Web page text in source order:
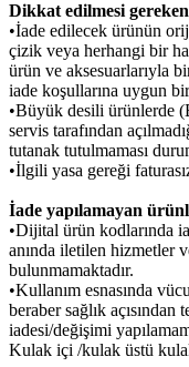
Dikkat edilmesi
•İade edilecek ürünün
çizik veya herhangi bir
ürün ve aksesuarlarıyla
iade koşullarına uygun
•Büyük desili ürünlerde
servis tarafından
tutanak tutulmaması
•İlgili yasa gereği
İade yapılamayan
•Dijital ürün kodlarında
anında iletilen hizmetler
bulunmamaktadır.
•Kullanım esnasında
beraber sağlık
iadesi/değişimi
Kulak içi /kulak üstü